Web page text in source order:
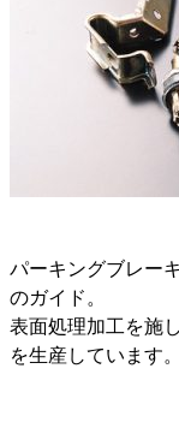
パーキングブレー
のガイド。
表面処理加工を施
を生産しています。